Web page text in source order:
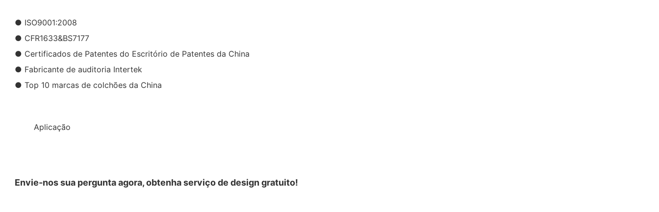
● ISO9001:2008
● CFR1633&BS7177
● Certificados de Patentes do Escritório de Patentes da China
● Fabricante de auditoria Intertek
● Top 10 marcas de colchões da China
Aplicação
Envie-nos sua pergunta agora, obtenha serviço de design gratuito!